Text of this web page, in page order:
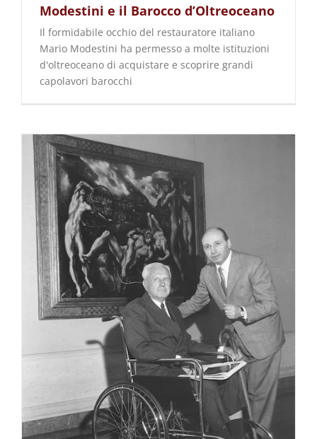
Modestini e il Barocco d’Oltreoceano
Il formidabile occhio del restauratore italiano
Mario Modestini ha permesso a molte istituzioni
d'oltreoceano di acquistare e scoprire grandi
capolavori barocchi